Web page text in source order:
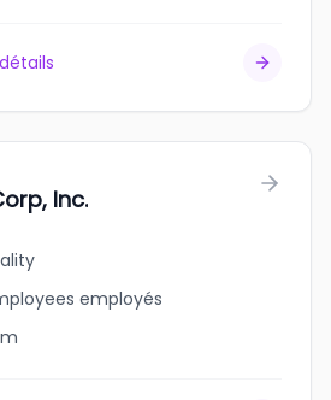
Inc.
employés